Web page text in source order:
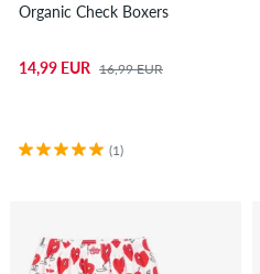
Organic Check Boxers
14,99 EUR 16,99 EUR
(1)